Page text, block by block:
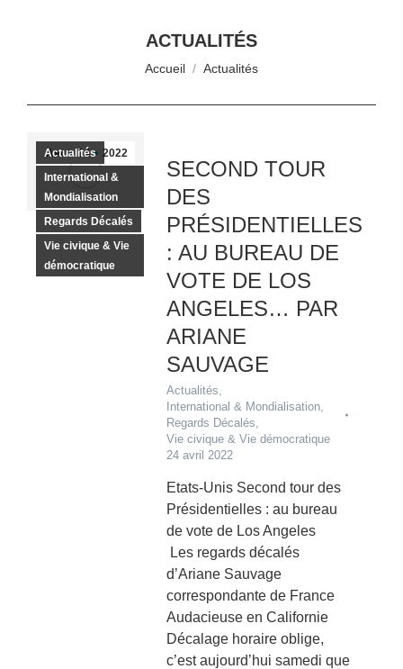
ACTUALITÉS
Vous êtes ici :
Accueil Actualités
Avr 24 2022
Actualités
International &
Mondialisation
Regards Décalés
Vie civique & Vie
démocratique
SECOND TOUR
DES
PRÉSIDENTIELLES
: AU BUREAU DE
VOTE DE LOS
ANGELES… PAR
ARIANE
SAUVAGE
Actualités,
International & Mondialisation,
Regards Décalés,
Vie civique & Vie démocratique
24 avril 2022
Etats-Unis Second tour des
Présidentielles : au bureau
de vote de Los Angeles
Les regards décalés
d’Ariane Sauvage
correspondante de France
Audacieuse en Californie
Décalage horaire oblige,
c’est aujourd’hui samedi que